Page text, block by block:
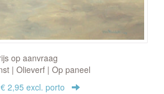
op aanvraag
| Olieverf | Op paneel
2,95 excl. porto